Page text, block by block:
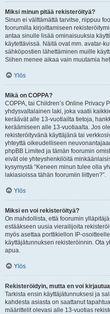
Miksi minun pitää rekisteröityä?
Sinun ei välttämättä tarvitse, riippuu
foorumilla kirjoittamiseen
antaa sinulle lisää ominaisuuksia
käytettävissä. Näitä ovat mm. avatar-
sähköpostien lähettäminen muille
Siihen menee aikaa vain muutamia
Ylös
Mikä on COPPA?
COPPA, tai Children’s Online Privacy
yhdysvaltalainen laki, joka vaatii
keräävät alle 13-vuotiailta tietoja,
keräämiseen alle 13-vuotiaalta. Jos
rekisteröityvänä käyttäjänä tai
yhteyttä oikeudelliseen
phpBB Limited ja tämän foorumin
eivät ole yhteyshenkilöitä
kysymystä “Keneen minun tulee olla
lakiasioissa tähän foorumiin liittyen?”.
Ylös
Miksi en voi rekisteröityä?
On mahdollista, että foorumin
estääkseen uusia vierailijoita
myös asettaa porttikiellon IP-
käyttäjätunnuksen rekisteröinnin. Ota
apua.
Ylös
Rekisteröidyin, mutta en voi
Tarkista ensin käyttäjätunnuksesi ja
kahdesta asiasta on saattanut
määrittelit olevasi alle 13-vuotias